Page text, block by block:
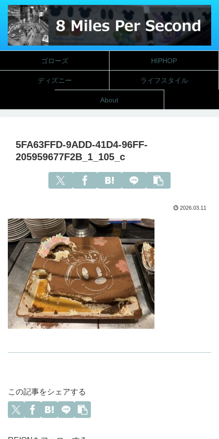
ゴローズ HIPHOP
ディズニー ライフスタイル
About
5FA63FFD-9ADD-41D4-96FF-
205959677F2B_1_105_c
2026.03.11
この記事をシェアする